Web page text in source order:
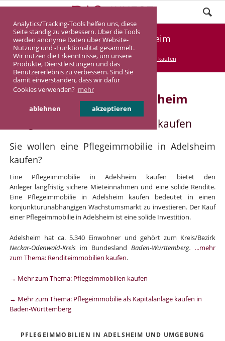
Analytics/Tracking-Tools helfen uns, diese
Seite ständig zu verbessern. Über die Tools
werden anonyme Daten über Website-
Nutzung und -Funktionalität gesammelt.
Wir nutzen die Erkenntnisse, um unsere
Produkte, Dienstleistungen und das
Benutzererlebnis zu verbessern. Sind Sie
damit einverstanden, dass wir dafür
Cookies verwenden? mehr
ablehnen akzeptieren
Pflegeimmobilie Adelsheim
DASINVEST Service Pflegeimmobilie kaufen
Pflegeimmobilie in Adelsheim
Pflegeimmobilie in Adelsheim kaufen
Sie wollen eine Pflegeimmobilie in Adelsheim
kaufen?
Eine Pflegeimmobilie in Adelsheim kaufen bietet den
Anleger langfristig sichere Mieteinnahmen und eine solide Rendite.
Eine Pflegeimmobilie in Adelsheim kaufen bedeutet in einen
konjunkturunabhängigen Wachstumsmarkt zu investieren. Der Kauf
einer Pflegeimmobilie in Adelsheim ist eine solide Investition.
Adelsheim hat ca. 5.340 Einwohner und gehört zum Kreis/Bezirk
Neckar-Odenwald-Kreisim BundeslandBaden-Württemberg. ...mehr
zum Thema: Renditeimmobilien kaufen.
→ Mehr zum Thema: Pflegeimmobilien kaufen
→ Mehr zum Thema: Pflegeimmobilie als Kapitalanlage kaufen in
Baden-Württemberg
PFLEGEIMMOBILIEN IN ADELSHEIM UND UMGEBUNG